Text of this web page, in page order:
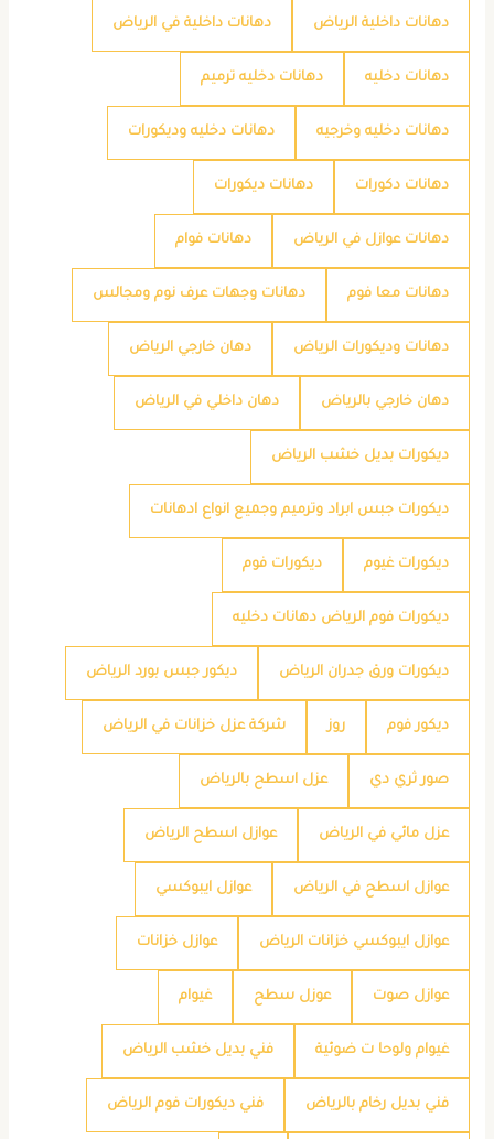
دهانات داخلية الرياض دهانات داخلية في الرياض
دهانات دخليه دهانات دخليه ترميم
دهانات دخليه وخرجيه دهانات دخليه وديكورات
دهانات دكورات دهانات ديكورات
دهانات عوازل في الرياض دهانات فوام
دهانات معا فوم دهانات وجهات عرف نوم ومجالس
دهانات وديكورات الرياض دهان خارجي الرياض
دهان خارجي بالرياض دهان داخلي في الرياض
ديكورات بديل خشب الرياض
ديكورات جبس ابراد وترميم وجميع انواع ادهانات
ديكورات غيوم ديكورات فوم
ديكورات فوم الرياض دهانات دخليه
ديكورات ورق جدران الرياض ديكور جبس بورد الرياض
ديكور فوم روز شركة عزل خزانات في الرياض
صور ثري دي عزل اسطح بالرياض
عزل مائي في الرياض عوازل اسطح الرياض
عوازل اسطح في الرياض عوازل ايبوكسي
عوازل ايبوكسي خزانات الرياض عوازل خزانات
عوازل صوت عوزل سطح غيوام
غيوام ولوحا ت ضوئية فني بديل خشب الرياض
فني بديل رخام بالرياض فني ديكورات فوم الرياض